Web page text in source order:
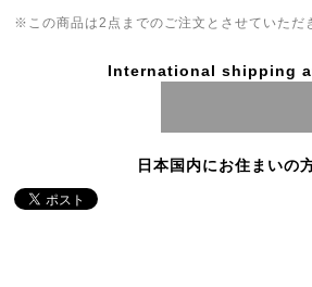
※この商品は2点までのご注文とさせていただ
International shipping
日本国内にお住まいの